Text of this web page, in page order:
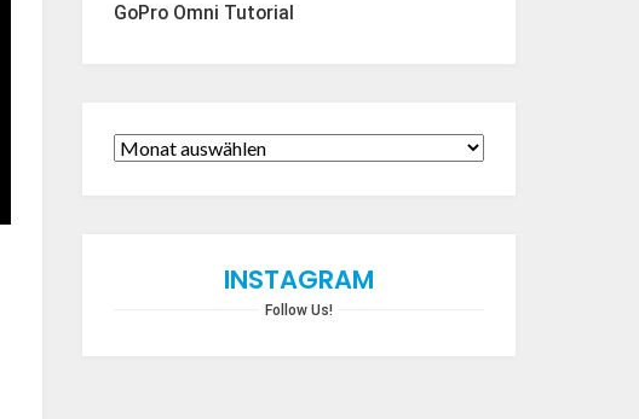
GoPro Omni Tutorial
INSTAGRAM
Follow Us!